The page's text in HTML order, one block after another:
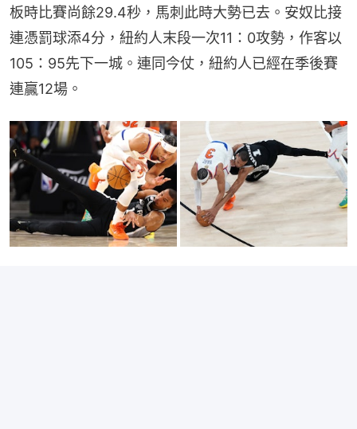
板時比賽尚餘29.4秒，馬刺此時大勢已去。安奴比接
連憑罰球添4分，紐約人末段一次11：0攻勢，作客以
105：95先下一城。連同今仗，紐約人已經在季後賽
連贏12場。